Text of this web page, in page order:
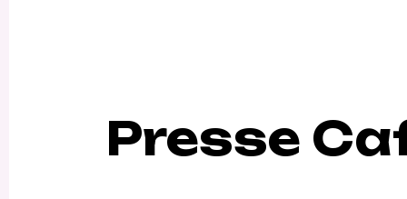
Presse